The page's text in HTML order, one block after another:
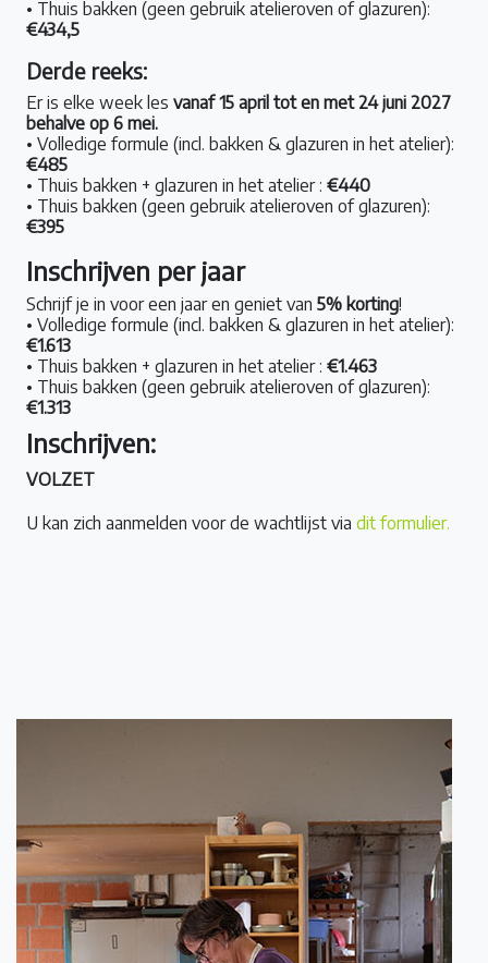
• Thuis bakken (geen gebruik atelieroven of glazuren):
€434,5
Derde reeks:
Er is elke week les vanaf 15 april tot en met 24 juni 2027
behalve op 6 mei.
• Volledige formule (incl. bakken & glazuren in het atelier):
€485
• Thuis bakken + glazuren in het atelier : €440
• Thuis bakken (geen gebruik atelieroven of glazuren):
€395
Inschrijven per jaar
Schrijf je in voor een jaar en geniet van 5% korting!
• Volledige formule (incl. bakken & glazuren in het atelier):
€1.613
• Thuis bakken + glazuren in het atelier : €1.463
• Thuis bakken (geen gebruik atelieroven of glazuren):
€1.313
Inschrijven:
VOLZET
U kan zich aanmelden voor de wachtlijst via dit formulier.